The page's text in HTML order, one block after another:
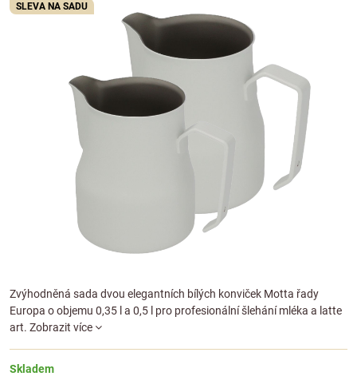
SLEVA NA SADU
Zvýhodněná sada dvou elegantních bílých konviček Motta řady
Europa o objemu 0,35 l a 0,5 l pro profesionální šlehání mléka a latte
art. Zobrazit více
Skladem